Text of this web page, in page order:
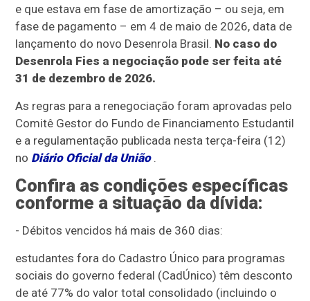
e que estava em fase de amortização – ou seja, em
fase de pagamento – em 4 de maio de 2026, data de
lançamento do novo Desenrola Brasil. No caso do
Desenrola Fies a negociação pode ser feita até
31 de dezembro de 2026.
As regras para a renegociação foram aprovadas pelo
Comitê Gestor do Fundo de Financiamento Estudantil
e a regulamentação publicada nesta terça-feira (12)
no Diário Oficial da União .
Confira as condições específicas
conforme a situação da dívida:
- Débitos vencidos há mais de 360 dias:
estudantes fora do Cadastro Único para programas
sociais do governo federal (CadÚnico) têm desconto
de até 77% do valor total consolidado (incluindo o